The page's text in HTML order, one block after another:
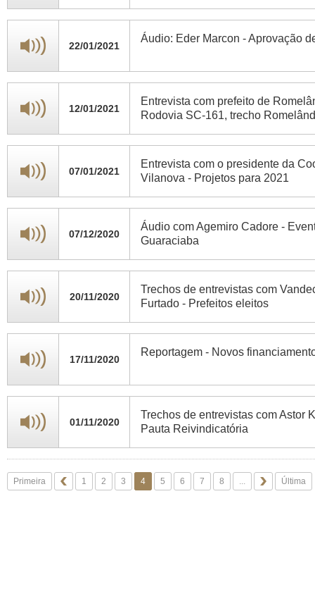
22/01/2021
Áudio: Eder Marcon - Aprovação
12/01/2021
Entrevista com prefeito de
Rodovia SC-161, trecho
07/01/2021
Entrevista com o presidente da
Vilanova - Projetos para 2021
07/12/2020
Áudio com Agemiro Cadore -
Guaraciaba
20/11/2020
Trechos de entrevistas com
Furtado - Prefeitos eleitos
17/11/2020
Reportagem - Novos
01/11/2020
Trechos de entrevistas com Astor
Pauta Reivindicatória
Primeira 1 2 3 4 5 6 7 8 ... Última